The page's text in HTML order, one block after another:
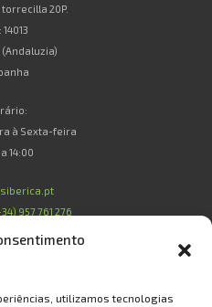
utilizamos tecnologias
20P.
14013
à Sexta-feira
a 14:00
957 761 276